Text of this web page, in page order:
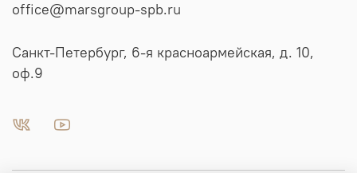
office@marsgroup-spb.ru
Санкт-Петербург, 6-я красноармейская, д. 10,
оф.9